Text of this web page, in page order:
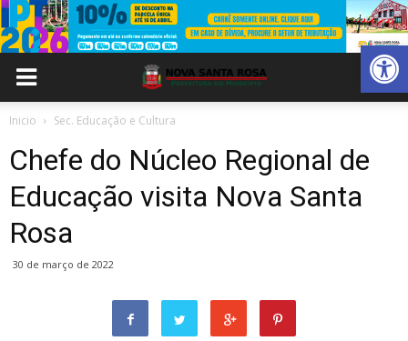
Abrir
Inicio Sec. Educação e Cultura
Chefe do Núcleo Regional de
Educação visita Nova Santa
Rosa
30 de março de 2022